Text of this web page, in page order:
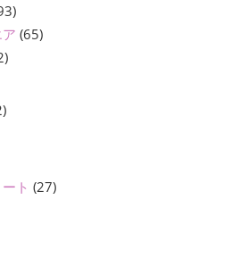
(65)
ト (27)